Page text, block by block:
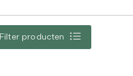
Filter producten